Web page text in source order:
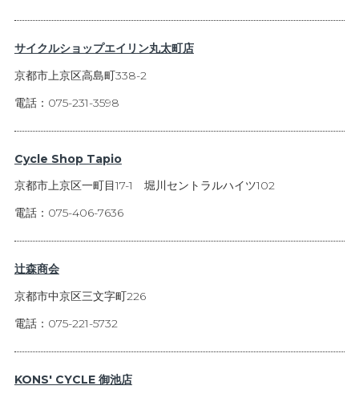
サイクルショップエイリン丸太町店
京都市上京区高島町338-2
電話：075-231-3598
Cycle Shop Tapio
京都市上京区一町目17-1 堀川セントラルハイツ102
電話：075-406-7636
辻森商会
京都市中京区三文字町226
電話：075-221-5732
KONS' CYCLE 御池店